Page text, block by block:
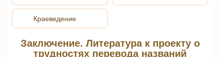
Краеведение
Заключение. Литература к проекту о
трудностях перевода названий